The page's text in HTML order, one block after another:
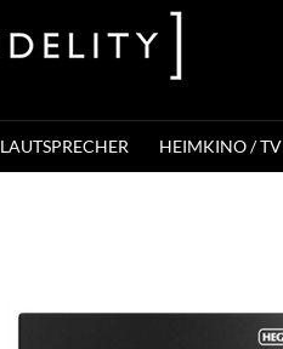
LAUTSPRECHER HEIMKINO / TV